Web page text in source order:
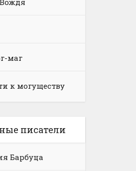
маг
к могуществу
писатели
Барбуца